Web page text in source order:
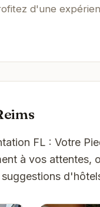
d'une
FL : Votre
à vos attentes,